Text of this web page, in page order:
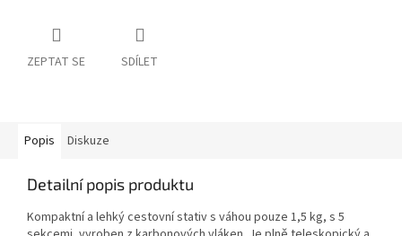
ZEPTAT SE SDÍLET
Popis Diskuze
Detailní popis produktu
Kompaktní a lehký cestovní stativ s váhou pouze 1,5 kg, s 5